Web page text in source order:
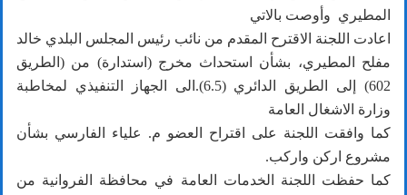
المطيري وأوصت بالاتي
اعادت اللجنة الاقترح المقدم من نائب رئيس المجلس البلدي خالد
مفلح المطيري، بشأن استحداث مخرج (استدارة) من (الطريق
602) إلى الطريق الدائري (6.5).الى الجهاز التنفيذي لمخاطبة
وزارة الاشغال العامة
كما وافقت اللجنة على اقتراح العضو م. علياء الفارسي بشأن
مشروع اركن واركب.
كما حفظت اللجنة الخدمات العامة في محافظة الفروانية من